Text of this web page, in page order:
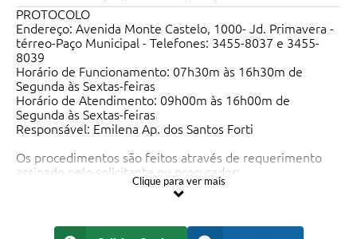
Covid-19
Imóveis
Protocolo
Doação CMDCA
Certidão Negativa de Empresa
PROTOCOLO
Endereço: Avenida Monte Castelo, 1000- Jd. Primavera -
térreo-Paço Municipal - Telefones: 3455-8037 e 3455-
8039
Horário de Funcionamento: 07h30m às 16h30m de
Segunda às Sextas-feiras
Horário de Atendimento: 09h00m às 16h00m de
Segunda às Sextas-feiras
Responsável: Emilena Ap. dos Santos Forti
Os procedimentos são feitos através de requerimento
assinado pelo solicitante ou procurador;
site da Prefeitura em Cidadão - Protocolo Consultar
Clique para ver mais